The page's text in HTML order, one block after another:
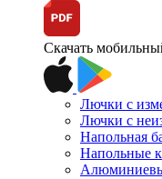
Скачать
Лючки с
Лючки с
Напольная
Напольные